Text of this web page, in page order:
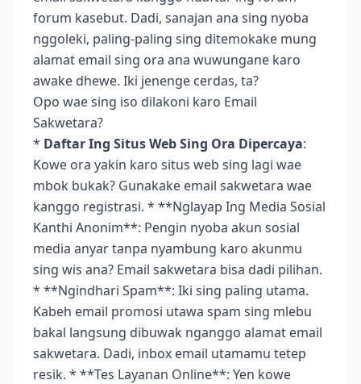
forum kasebut. Dadi, sanajan ana sing nyoba
nggoleki, paling-paling sing ditemokake mung
alamat email sing ora ana wuwungane karo
awake dhewe. Iki jenenge cerdas, ta?
Opo wae sing iso dilakoni karo Email
Sakwetara?
* Daftar Ing Situs Web Sing Ora Dipercaya:
Kowe ora yakin karo situs web sing lagi wae
mbok bukak? Gunakake email sakwetara wae
kanggo registrasi. * **Nglayap Ing Media Sosial
Kanthi Anonim**: Pengin nyoba akun sosial
media anyar tanpa nyambung karo akunmu
sing wis ana? Email sakwetara bisa dadi pilihan.
* **Ngindhari Spam**: Iki sing paling utama.
Kabeh email promosi utawa spam sing mlebu
bakal langsung dibuwak nganggo alamat email
sakwetara. Dadi, inbox email utamamu tetep
resik. * **Tes Layanan Online**: Yen kowe